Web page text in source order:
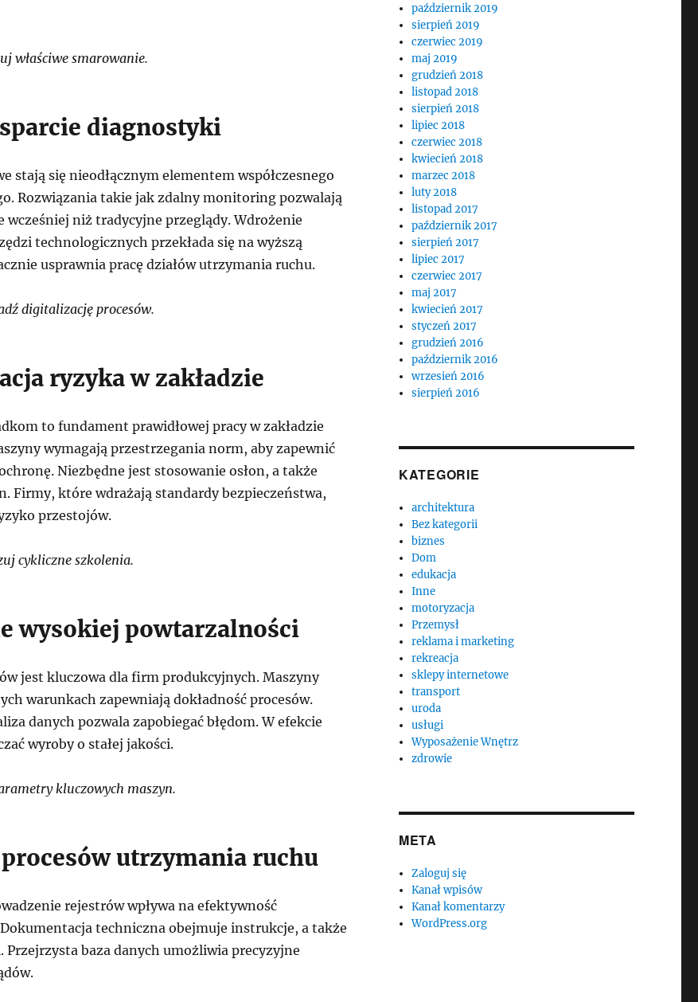
właściwe smarowanie.
diagnostyki
stają się nieodłącznym elementem współczesnego
Rozwiązania takie jak zdalny monitoring pozwalają
wcześniej niż tradycyjne przeglądy. Wdrożenie
technologicznych przekłada się na wyższą
usprawnia pracę działów utrzymania ruchu.
digitalizację procesów.
ryzyka w zakładzie
to fundament prawidłowej pracy w zakładzie
wymagają przestrzegania norm, aby zapewnić
Niezbędne jest stosowanie osłon, a także
Firmy, które wdrażają standardy bezpieczeństwa,
przestojów.
cykliczne szkolenia.
wysokiej powtarzalności
jest kluczowa dla firm produkcyjnych. Maszyny
warunkach zapewniają dokładność procesów.
danych pozwala zapobiegać błędom. W efekcie
wyroby o stałej jakości.
kluczowych maszyn.
utrzymania ruchu
rejestrów wpływa na efektywność
techniczna obejmuje instrukcje, a także
baza danych umożliwia precyzyjne
październik 2019
sierpień 2019
czerwiec 2019
maj 2019
grudzień 2018
listopad 2018
sierpień 2018
lipiec 2018
czerwiec 2018
kwiecień 2018
marzec 2018
luty 2018
listopad 2017
październik 2017
sierpień 2017
lipiec 2017
czerwiec 2017
maj 2017
kwiecień 2017
styczeń 2017
grudzień 2016
październik 2016
wrzesień 2016
sierpień 2016
KATEGORIE
architektura
Bez kategorii
biznes
Dom
edukacja
Inne
motoryzacja
Przemysł
reklama i marketing
rekreacja
sklepy internetowe
transport
uroda
usługi
Wyposażenie Wnętrz
zdrowie
META
Zaloguj się
Kanał wpisów
Kanał komentarzy
WordPress.org